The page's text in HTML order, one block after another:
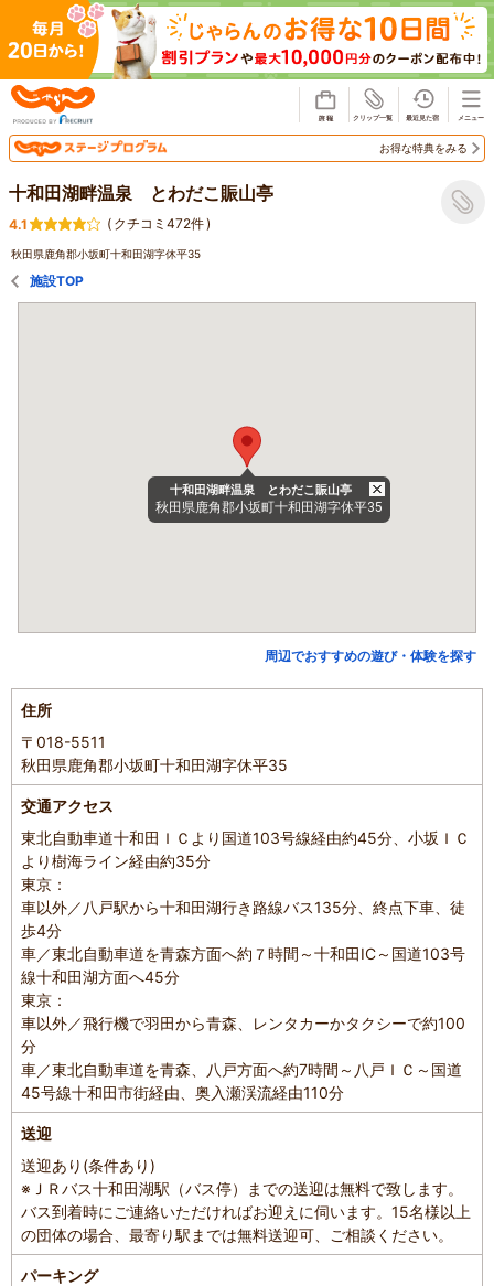
お得な特典をみる
十和田湖畔温泉 とわだこ賑山亭
4.1 ( クチコミ472件)
秋田県鹿角郡小坂町十和田湖字休平35
施設TOP
十和田湖畔温泉 とわだこ賑山亭
秋田県鹿角郡小坂町十和田湖字休平35
周辺でおすすめの遊び・体験を探す
住所
〒018-5511
秋田県鹿角郡小坂町十和田湖字休平35
交通アクセス
東北自動車道十和田ＩＣより国道103号線経由約45分、小坂ＩＣ
より樹海ライン経由約35分
東京：
車以外／八戸駅から十和田湖行き路線バス135分、終点下車、徒
歩4分
車／東北自動車道を青森方面へ約７時間～十和田IC～国道103号
線十和田湖方面へ45分
東京：
車以外／飛行機で羽田から青森、レンタカーかタクシーで約100
分
車／東北自動車道を青森、八戸方面へ約7時間～八戸ＩＣ～国道
45号線十和田市街経由、奥入瀬渓流経由110分
送迎
送迎あり(条件あり)
※ＪＲバス十和田湖駅（バス停）までの送迎は無料で致します。
バス到着時にご連絡いただければお迎えに伺います。15名様以上
の団体の場合、最寄り駅までは無料送迎可、ご相談ください。
パーキング